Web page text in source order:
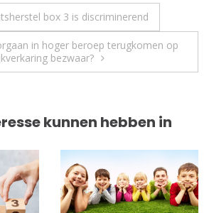
box 3 is discriminerend
in hoger beroep terugkomen op
bezwaar?
kunnen hebben in